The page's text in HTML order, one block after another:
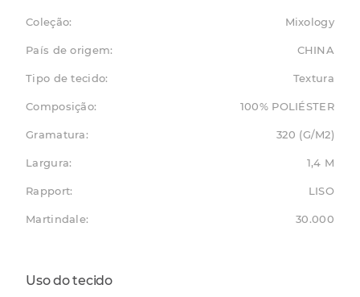
Coleção: Mixology
País de origem: CHINA
Tipo de tecido: Textura
Composição: 100% POLIÉSTER
Gramatura: 320 (G/M2)
Largura: 1,4 M
Rapport: LISO
Martindale: 30.000
Uso do tecido